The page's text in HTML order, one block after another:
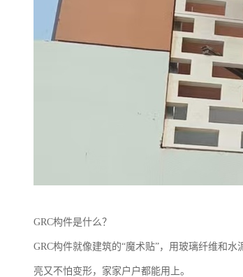
GRC构件是什么？‌
GRC构件就像建筑的“魔术贴”，用玻璃纤维和
亮又不怕变形，家家户户都能用上。